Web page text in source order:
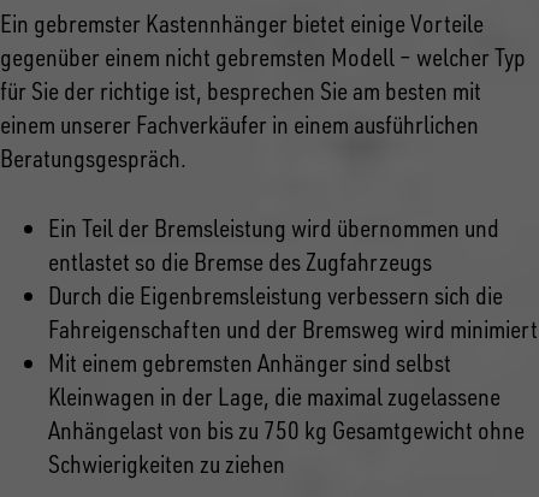
Ein gebremster Kastennhänger bietet einige Vorteile
gegenüber einem nicht gebremsten Modell – welcher Typ
für Sie der richtige ist, besprechen Sie am besten mit
einem unserer Fachverkäufer in einem ausführlichen
Beratungsgespräch.
Ein Teil der Bremsleistung wird übernommen und
entlastet so die Bremse des Zugfahrzeugs
Durch die Eigenbremsleistung verbessern sich die
Fahreigenschaften und der Bremsweg wird minimiert
Mit einem gebremsten Anhänger sind selbst
Kleinwagen in der Lage, die maximal zugelassene
Anhängelast von bis zu 750 kg Gesamtgewicht ohne
Schwierigkeiten zu ziehen